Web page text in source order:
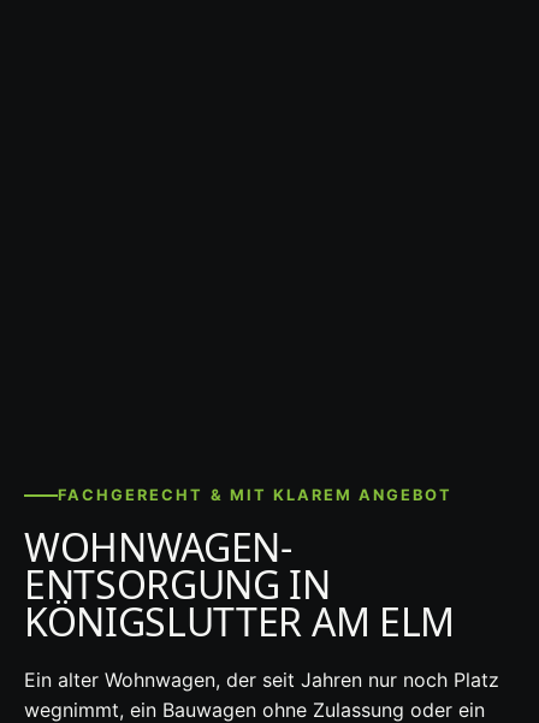
FACHGERECHT & MIT KLAREM ANGEBOT
WOHNWAGEN-
ENTSORGUNG IN
KÖNIGSLUTTER AM ELM
Ein alter Wohnwagen, der seit Jahren nur noch Platz
wegnimmt, ein Bauwagen ohne Zulassung oder ein